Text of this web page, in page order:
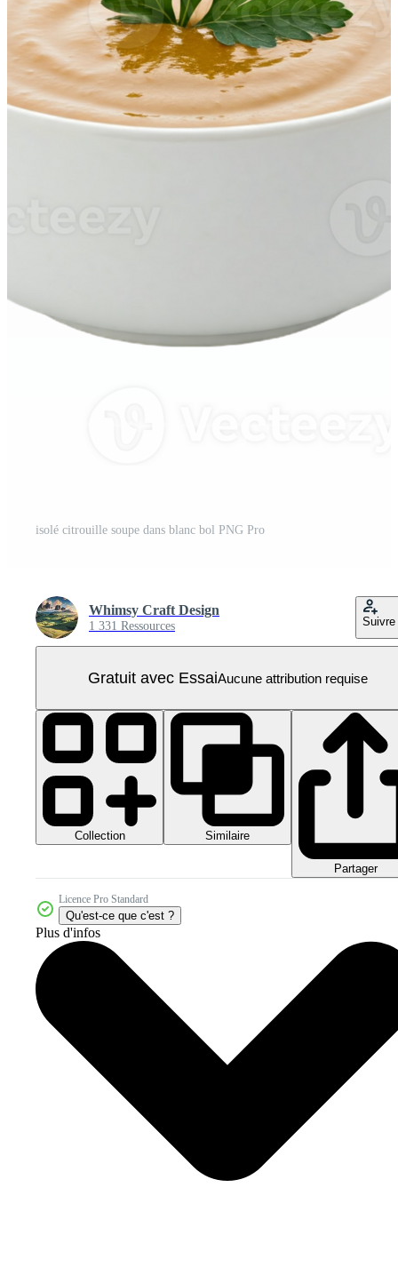
isolé citrouille soupe dans blanc bol PNG Pro
Whimsy Craft Design
1 331 Ressources Suivre
Gratuit avec EssaiAucune attribution requise
Collection Similaire
Partager
Licence Pro Standard
Qu'est-ce que c'est ?
Plus d'infos